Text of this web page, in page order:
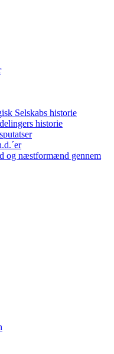
Selskabs historie
historie
og næstformænd gennem